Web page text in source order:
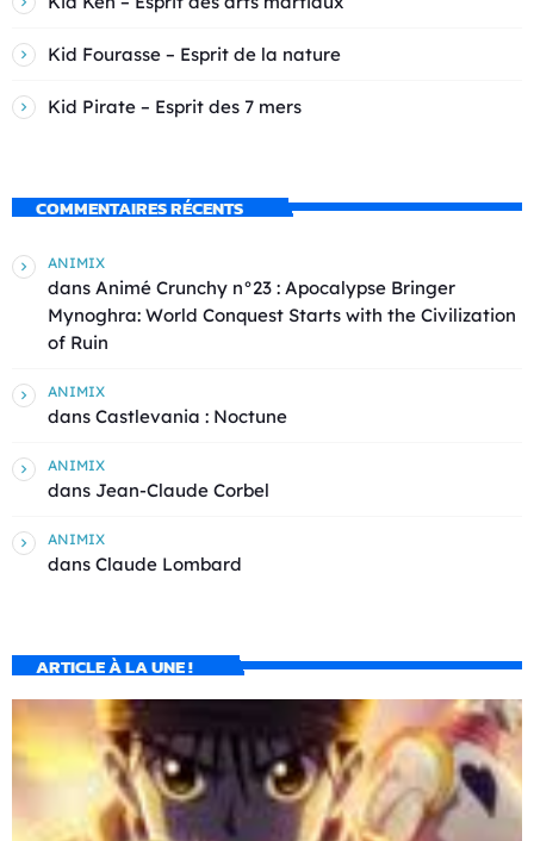
Kid Fourasse – Esprit de la nature
Kid Pirate – Esprit des 7 mers
COMMENTAIRES RÉCENTS
ANIMIX
dans Animé Crunchy n°23 : Apocalypse Bringer
Mynoghra: World Conquest Starts with the Civilization
of Ruin
ANIMIX
dans Castlevania : Noctune
ANIMIX
dans Jean-Claude Corbel
ANIMIX
dans Claude Lombard
ARTICLE À LA UNE !